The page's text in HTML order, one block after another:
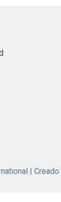
| Creado